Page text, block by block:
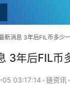
新消息 3年后FIL币多少一
3年后FIL币
03:17:14 •链资讯 •